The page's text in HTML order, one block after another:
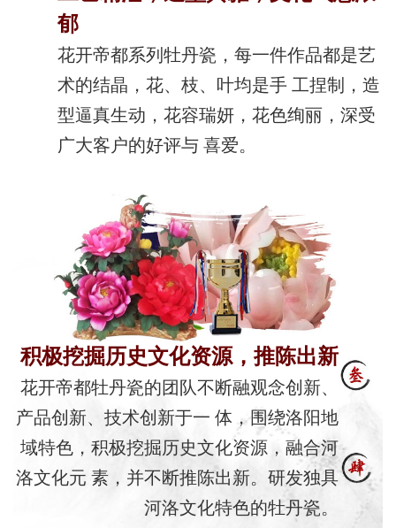
郁
花开帝都系列牡丹瓷，每一件作品都是艺
术的结晶，花、枝、叶均是手 工捏制，造
型逼真生动，花容瑞妍，花色绚丽，深受
广大客户的好评与 喜爱。
积极挖掘历史文化资源，推陈出新
花开帝都牡丹瓷的团队不断融观念创新、
产品创新、技术创新于一 体，围绕洛阳地
域特色，积极挖掘历史文化资源，融合河
洛文化元 素，并不断推陈出新。研发独具
河洛文化特色的牡丹瓷。